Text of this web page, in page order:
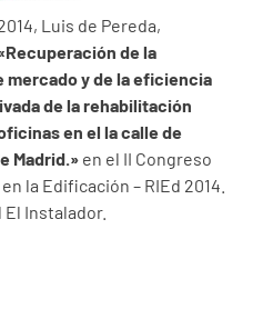
Luis de Pereda,
de la
mercado y de la eficiencia
de la rehabilitación
en el la calle de
Madrid.» en el II Congreso
la Edificación – RIEd 2014.
Instalador.